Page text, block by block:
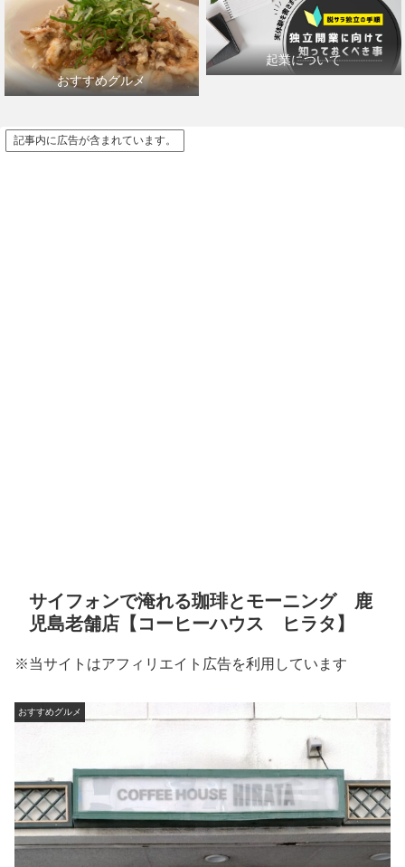
おすすめグルメ
起業について
記事内に広告が含まれています。
サイフォンで淹れる珈琲とモーニング 鹿
児島老舗店【コーヒーハウス ヒラタ】
※当サイトはアフィリエイト広告を利用しています
おすすめグルメ